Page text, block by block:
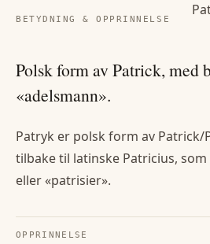
BETYDNING & OPPRINNELSE
Polsk form av Patrick, med
«adelsmann».
Patryk er polsk form av Patrick/
tilbake til latinske Patricius,
eller «patrisier».
OPPRINNELSE